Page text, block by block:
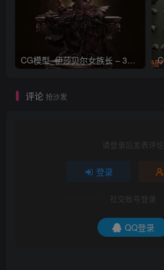
CG模型_伊莎贝尔女族长 – 3D 模型_CGART_模型下载
评论 抢沙发
请登录后发表评论
登录
社交账号登录
QQ登录